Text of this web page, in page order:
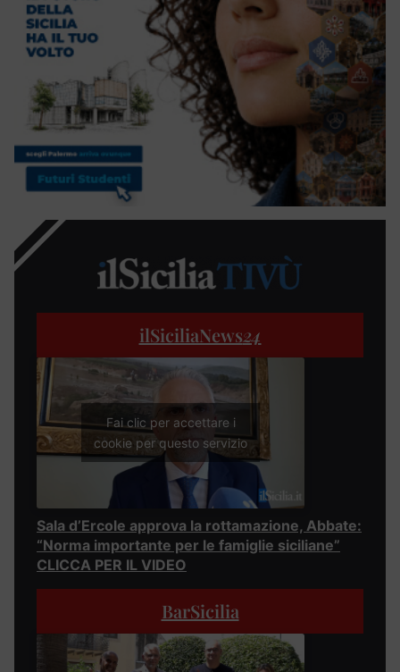
ilSiciliaNews24
Fai clic per accettare i
cookie per questo servizio
Sala d’Ercole approva la rottamazione, Abbate:
“Norma importante per le famiglie siciliane”
CLICCA PER IL VIDEO
BarSicilia